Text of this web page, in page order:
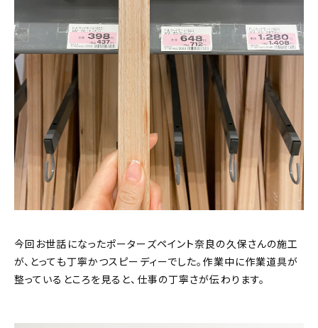
今回お世話になったポーターズペイント奈良の久保さんの施工
が、とっても丁寧かつスピーディーでした。作業中に作業道具が
整っているところを見ると、仕事の丁寧さが伝わります。